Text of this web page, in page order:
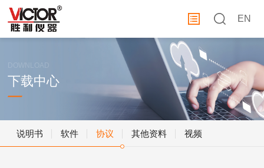
EN
下载中心
说明书 软件 协议 其他资料 视频